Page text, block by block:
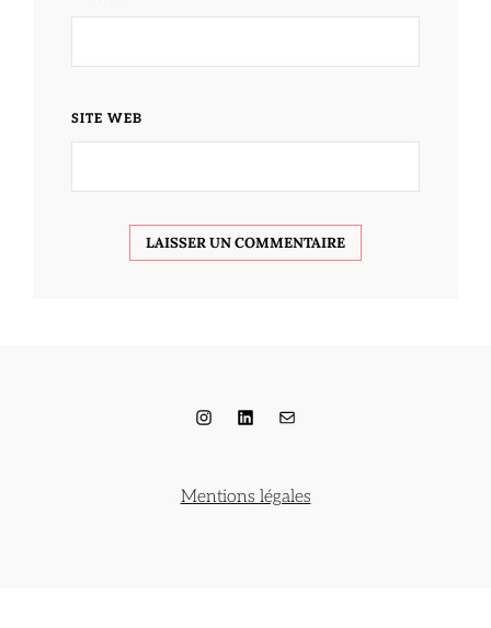
SITE WEB
Instagram
LinkedIn
E-mail
Mentions légales